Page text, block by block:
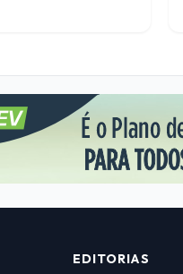
EDITORIAS